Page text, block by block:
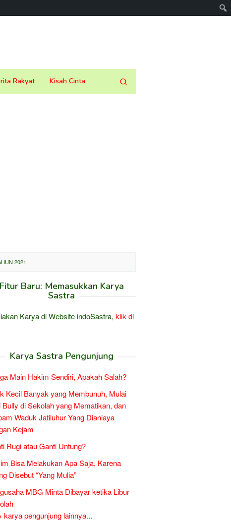
Rakyat Kisah Cinta
2021
Fitur Baru: Memasukkan Karya
Sastra
Karya di Website indoSastra, klik di
Karya Sastra Pengunjung
Main Hakim Sendiri, Apakah Salah?
Kecil Banyak yang Membunuh, Mulai
Bully di Sekolah yang Mematikan, dan
Waduk Jatiluhur Yang Dianiaya
Kejam
Rugi atau Ganti Untung?
Bisa Melakukan Apa Saja, Karena
Disebut “Yang Mulia”
MBG Minta Dibayar ketika Libur
pengunjung lainnya...